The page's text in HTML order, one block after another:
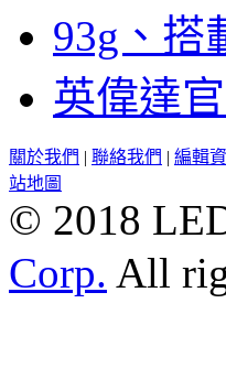
93g、搭
英偉達
關於我們 | 聯絡我們 | 編輯
站地圖
© 2018
Corp. All